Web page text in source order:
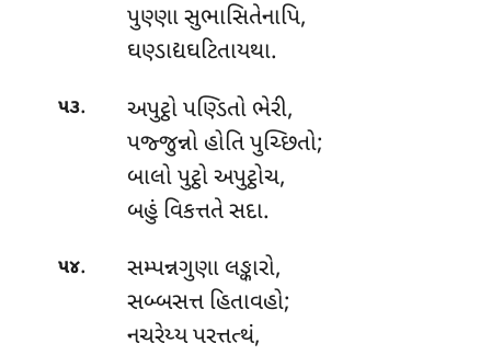
પુણ્ણા સુભાસિતેનાપિ,
ઘણ્ડાદ્યઘટિતાયથા.
૫૩.
અપુટ્ઠો પણ્ડિતો ભેરી,
પજ્જુન્નો હોતિ પુચ્છિતો;
બાલો પુટ્ઠો અપુટ્ઠોચ,
બહું વિકત્તતે સદા.
૫૪.
સમ્પન્નગુણા લઙ્કારો,
સબ્બસત્ત હિતાવહો;
નચરેય્ય પરત્તત્થં,